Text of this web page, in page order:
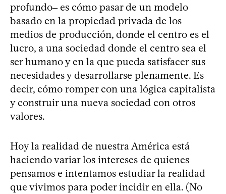
profundo‒ es cómo pasar de un modelo
basado en la propiedad privada de los
medios de producción, donde el centro es el
lucro, a una sociedad donde el centro sea el
ser humano y en la que pueda satisfacer sus
necesidades y desarrollarse plenamente. Es
decir, cómo romper con una lógica capitalista
y construir una nueva sociedad con otros
valores.
Hoy la realidad de nuestra América está
haciendo variar los intereses de quienes
pensamos e intentamos estudiar la realidad
que vivimos para poder incidir en ella. (No